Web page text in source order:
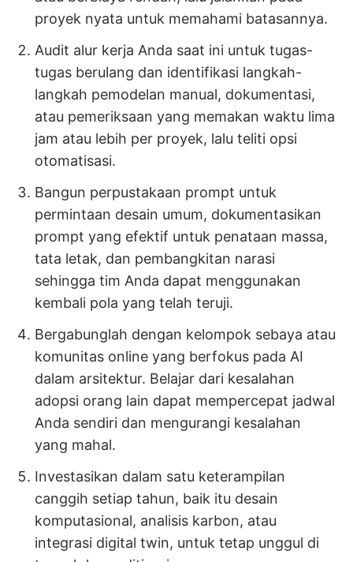
proyek nyata untuk memahami batasannya.
Audit alur kerja Anda saat ini untuk tugas-
tugas berulang dan identifikasi langkah-
langkah pemodelan manual, dokumentasi,
atau pemeriksaan yang memakan waktu lima
jam atau lebih per proyek, lalu teliti opsi
otomatisasi.
Bangun perpustakaan prompt untuk
permintaan desain umum, dokumentasikan
prompt yang efektif untuk penataan massa,
tata letak, dan pembangkitan narasi
sehingga tim Anda dapat menggunakan
kembali pola yang telah teruji.
Bergabunglah dengan kelompok sebaya atau
komunitas online yang berfokus pada AI
dalam arsitektur. Belajar dari kesalahan
adopsi orang lain dapat mempercepat jadwal
Anda sendiri dan mengurangi kesalahan
yang mahal.
Investasikan dalam satu keterampilan
canggih setiap tahun, baik itu desain
komputasional, analisis karbon, atau
integrasi digital twin, untuk tetap unggul di